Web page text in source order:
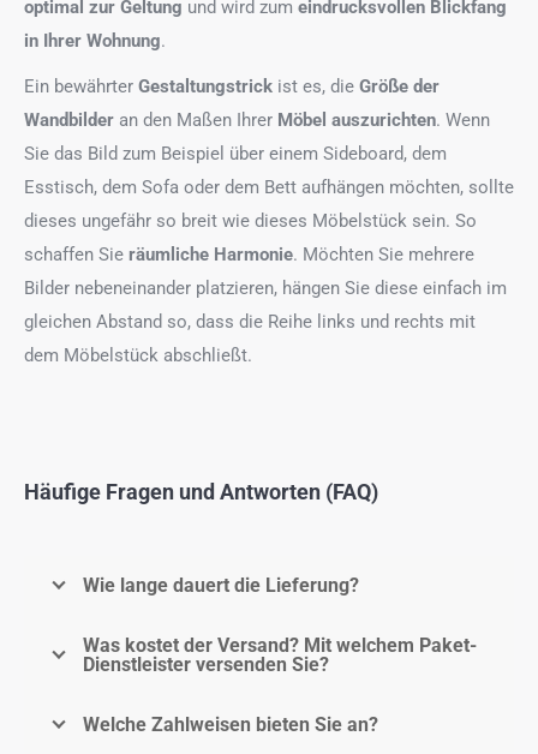
optimal zur Geltung und wird zum eindrucksvollen Blickfang
in Ihrer Wohnung.
Ein bewährter Gestaltungstrick ist es, die Größe der
Wandbilder an den Maßen Ihrer Möbel auszurichten. Wenn
Sie das Bild zum Beispiel über einem Sideboard, dem
Esstisch, dem Sofa oder dem Bett aufhängen möchten, sollte
dieses ungefähr so breit wie dieses Möbelstück sein. So
schaffen Sie räumliche Harmonie. Möchten Sie mehrere
Bilder nebeneinander platzieren, hängen Sie diese einfach im
gleichen Abstand so, dass die Reihe links und rechts mit
dem Möbelstück abschließt.
Häufige Fragen und Antworten (FAQ)
Wie lange dauert die Lieferung?
Was kostet der Versand? Mit welchem Paket-
Dienstleister versenden Sie?
Welche Zahlweisen bieten Sie an?